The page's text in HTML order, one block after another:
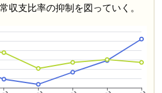
収支比率の抑制を図っていく。